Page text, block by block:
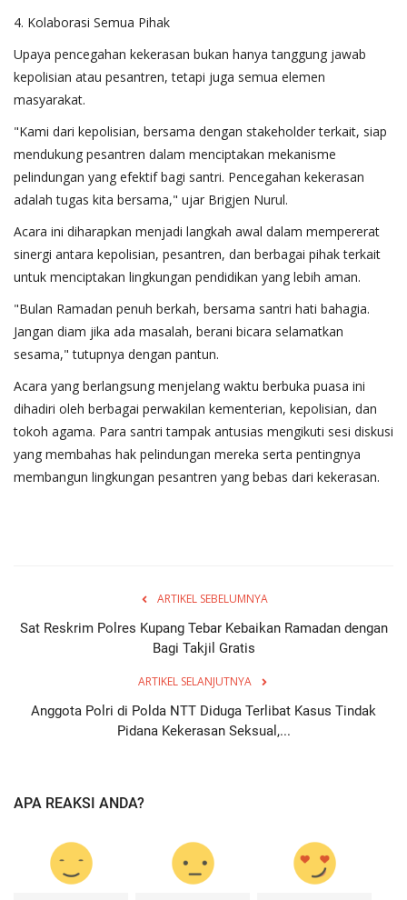
4. Kolaborasi Semua Pihak
Upaya pencegahan kekerasan bukan hanya tanggung jawab
kepolisian atau pesantren, tetapi juga semua elemen
masyarakat.
"Kami dari kepolisian, bersama dengan stakeholder terkait, siap
mendukung pesantren dalam menciptakan mekanisme
pelindungan yang efektif bagi santri. Pencegahan kekerasan
adalah tugas kita bersama," ujar Brigjen Nurul.
Acara ini diharapkan menjadi langkah awal dalam mempererat
sinergi antara kepolisian, pesantren, dan berbagai pihak terkait
untuk menciptakan lingkungan pendidikan yang lebih aman.
"Bulan Ramadan penuh berkah, bersama santri hati bahagia.
Jangan diam jika ada masalah, berani bicara selamatkan
sesama," tutupnya dengan pantun.
Acara yang berlangsung menjelang waktu berbuka puasa ini
dihadiri oleh berbagai perwakilan kementerian, kepolisian, dan
tokoh agama. Para santri tampak antusias mengikuti sesi diskusi
yang membahas hak pelindungan mereka serta pentingnya
membangun lingkungan pesantren yang bebas dari kekerasan.
ARTIKEL SEBELUMNYA
Sat Reskrim Polres Kupang Tebar Kebaikan Ramadan dengan
Bagi Takjil Gratis
ARTIKEL SELANJUTNYA
Anggota Polri di Polda NTT Diduga Terlibat Kasus Tindak
Pidana Kekerasan Seksual,...
APA REAKSI ANDA?